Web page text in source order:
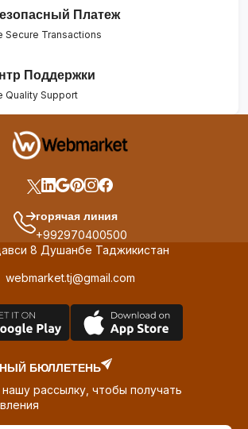
Платеж
Secure Transactions
Поддержки
Quality Support
горячая линия
+992970400500
8 Душанбе Таджикистан
webmarket.tj@gmail.com
БЮЛЛЕТЕНЬ
рассылку, чтобы получать